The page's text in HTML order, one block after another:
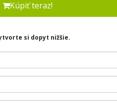
Kúpiť teraz!
si dopyt nižšie.